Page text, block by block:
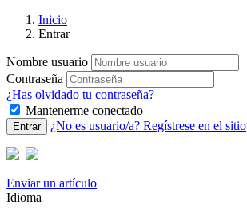
Inicio
Entrar
Nombre usuario
Contraseña
¿Has olvidado tu contraseña?
Mantenerme conectado
Entrar ¿No es usuario/a? Regístrese en el sitio
Enviar un artículo
Idioma